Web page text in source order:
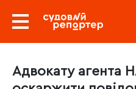
Адвокату агента